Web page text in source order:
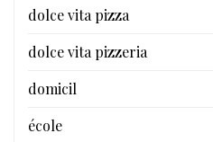
dolce vita pizza
dolce vita pizzeria
domicil
école